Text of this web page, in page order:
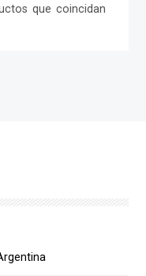
que coincidan